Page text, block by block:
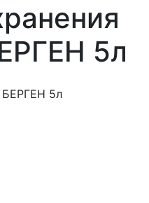
5л
БЕРГЕН 5л